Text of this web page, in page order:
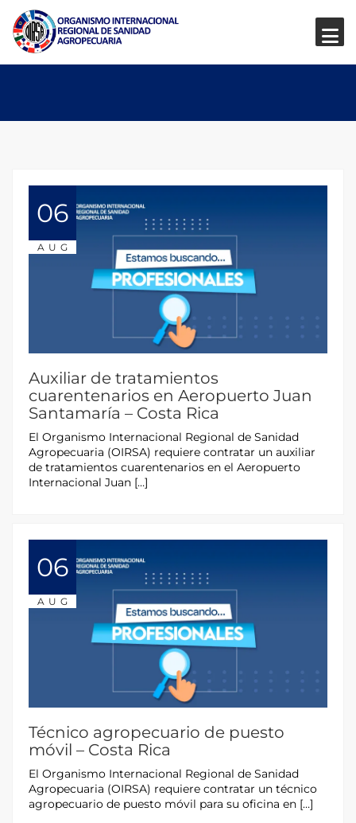
06
AUG
Auxiliar de tratamientos
cuarentenarios en Aeropuerto Juan
Santamaría – Costa Rica
El Organismo Internacional Regional de Sanidad
Agropecuaria (OIRSA) requiere contratar un auxiliar
de tratamientos cuarentenarios en el Aeropuerto
Internacional Juan […]
06
AUG
Técnico agropecuario de puesto
móvil – Costa Rica
El Organismo Internacional Regional de Sanidad
Agropecuaria (OIRSA) requiere contratar un técnico
agropecuario de puesto móvil para su oficina en […]